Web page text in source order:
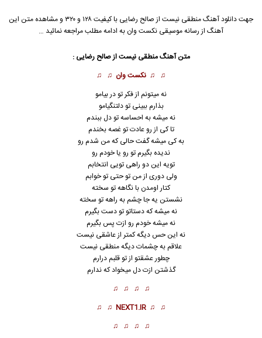
جهت دانلود آهنگ منطقی نیست از صالح رضایی
با کیفیت ۱۲۸ و ۳۲۰ و مشاهده متن این
آهنگ از رسانه موسیقی نکست وان به ادامه مطلب مراجعه نمائید …
متن آهنگ منطقی نیست ازصالح رضایی :
♫ ♫ نکست وان ♫ ♫
نه میتونم از فکر تو در بیامو
بذارم ببینی تو دلتنگیامو
نه میشه به احساسه تو دل ببندم
تا کی از رو عادت تو غصه بخندم
به کی میشه گفت حالی که من شدم رو
ندیده بگیرم تو رو یا خودم رو
تویه این دو راهی تویی انتخابم
ولی دوری از من تو حتی تو خوابم
کتار اومدن بانگاهه تو سخته
نشستن یه جا چشم به راهه تو سخته
نه میشه که دستاتو تو دست بگیرم
نه میشه خودم رو ازت پس بگیرم
نه این حس دیگه کمتر از عاشقی نیست
علاقم به چشمات دیگه منطقی نیست
چطور عشقتو از تو قلبم درارم
گذشتن ازت دل میخواد که ندارم
♫ ♫ ♫ ♫
♫ ♫
NEXT1.IR
♫ ♫
♫ ♫ ♫ ♫